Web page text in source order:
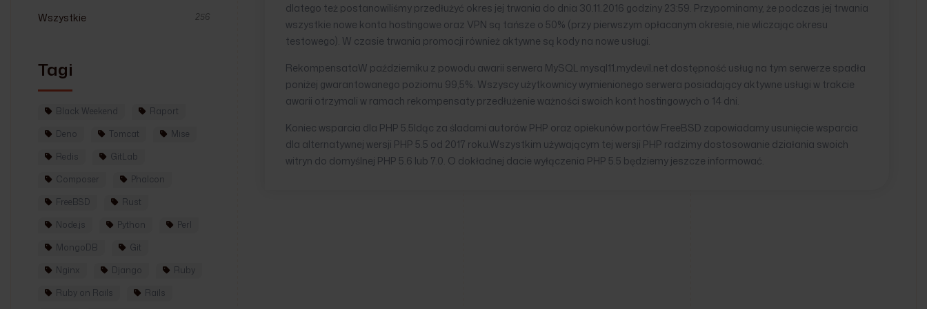
dlatego też postanowiliśmy przedłużyć okres jej trwania do dnia 30.11.2016 godziny 23:59. Przypominamy, że podczas jej trwania
wszystkie nowe konta hostingowe oraz VPN są tańsze o 50% (przy pierwszym opłacanym okresie, nie wliczając okresu
testowego). W czasie trwania promocji również aktywne są kody na nowe usługi.
RekompensataW październiku z powodu awarii serwera MySQL mysql11.mydevil.net dostępność usług na tym serwerze spadła
poniżej gwarantowanego poziomu 99,5%. Wszyscy użytkownicy wymienionego serwera posiadający aktywne usługi w trakcie
awarii otrzymali w ramach rekompensaty przedłużenie ważności swoich kont hostingowych o 14 dni.
Koniec wsparcia dla PHP 5.5Idąc za śladami autorów PHP oraz opiekunów portów FreeBSD zapowiadamy usunięcie wsparcia
dla alternatywnej wersji PHP 5.5 od 2017 roku.Wszystkim używającym tej wersji PHP radzimy dostosowanie działania swoich
witryn do domyślnej PHP 5.6 lub 7.0. O dokładnej dacie wyłączenia PHP 5.5 będziemy jeszcze informować.
Wszystkie 256
Tagi
Black Weekend
Raport
Deno
Tomcat
Mise
Redis
GitLab
Composer
Phalcon
FreeBSD
Rust
Node.js
Python
Perl
MongoDB
Git
Nginx
Django
Ruby
Ruby on Rails
Rails